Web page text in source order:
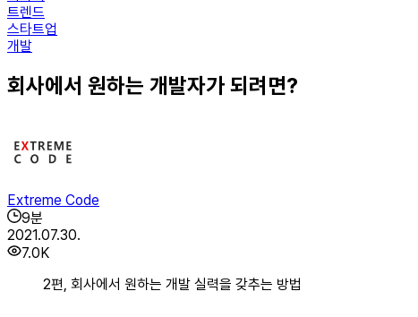
트렌드
스타트업
개발
회사에서 원하는 개발자가 되려면?
Extreme Code
9분
2021.07.30.
7.0K
2편, 회사에서 원하는 개발 실력을 갖추는 방법